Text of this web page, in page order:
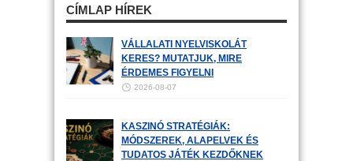
CÍMLAP HÍREK
VÁLLALATI NYELVISKOLÁT
KERES? MUTATJUK, MIRE
ÉRDEMES FIGYELNI
2026-08-07
KASZINÓ STRATÉGIÁK:
MÓDSZEREK, ALAPELVEK ÉS
TUDATOS JÁTÉK KEZDŐKNEK